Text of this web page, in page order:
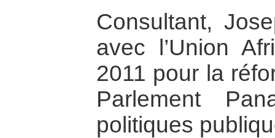
Consultant,
avec l’Union
2011 pour la
Parlement
politiques